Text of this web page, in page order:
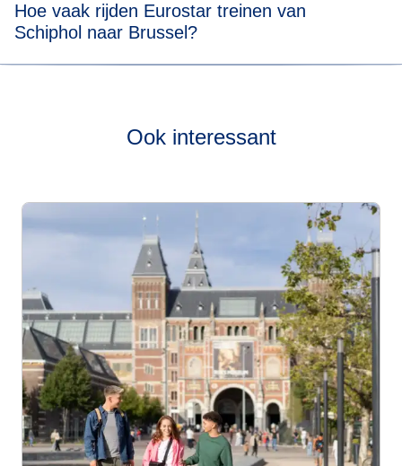
Hoe vaak rijden Eurostar treinen van
Schiphol naar Brussel?
Ook interessant